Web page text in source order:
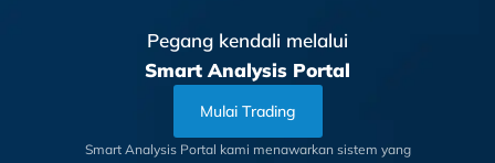
Pegang kendali melalui
Smart Analysis Portal
Mulai Trading
Smart Analysis Portal kami menawarkan sistem yang